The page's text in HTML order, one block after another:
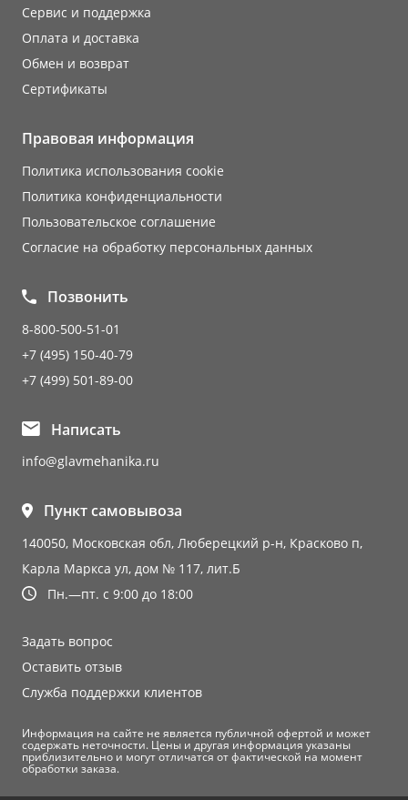
Сервис и поддержка
Оплата и доставка
Обмен и возврат
Сертификаты
Правовая информация
Политика использования cookie
Политика конфиденциальности
Пользовательское соглашение
Согласие на обработку персональных данных
Позвонить
8-800-500-51-01
+7 (495) 150-40-79
+7 (499) 501-89-00
Написать
info@glavmehanika.ru
Пункт самовывоза
140050, Московская обл, Люберецкий р-н, Красково п,
Карла Маркса ул, дом № 117, лит.Б
Пн.—пт. с 9:00 до 18:00
Задать вопрос
Оставить отзыв
Служба поддержки клиентов
Информация на сайте не является публичной офертой и может
содержать неточности. Цены и другая информация указаны
приблизительно и могут отличатся от фактической на момент
обработки заказа.